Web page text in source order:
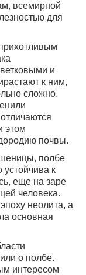
всемирной
для
и
к ним,
сложно.
этом
почвы.
полбе
к
еще на заре
человека.
неолита, а
основная
о полбе.
интересом